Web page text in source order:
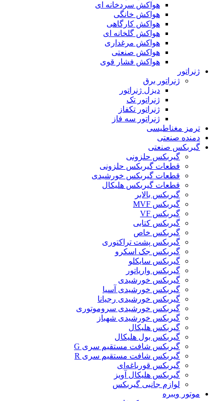
هواکش سردخانه ای
هواکش خانگی
هواکش کارگاهی
هواکش گلخانه ای
هواکش مرغداری
هواکش صنعتی
هواکش فشار قوی
ژنراتور
ژنراتور برق
دیزل ژنراتور
ژنراتور تک
ژنراتور تکفاز
ژنراتور سه فاز
ترمز مغناطیسی
دمنده صنعتی
گیربکس صنعتی
گیربکس حلزونی
قطعات گيربکس حلزونی
قطعات گيربکس خورشيدی
قطعات گیربکس هلیکال
گيربکس بالابر
گیربکس MVF
گیربکس VF
گیربکس کتابی
گیربکس خاص
گیربکس پشت تراکتوری
گیربکس جک اسکرو
گیربکس سایکلو
گیربکس واریاتور
گیربکس خورشیدی
گیربکس خورشیدی آسیا
گیربکس خورشیدی رجیانا
گیربکس خورشیدی سروموتوری
گیربکس خورشیدی شهباز
گیربکس هلیکال
گیربکس بول هلیکال
گیربکس شافت مستقیم سری G
گیربکس شافت مستقیم سری R
گیربکس قورباغه‌ای
گیربکس هلیکال آویز
لوازم جانبی گیربکس
موتور ویبره